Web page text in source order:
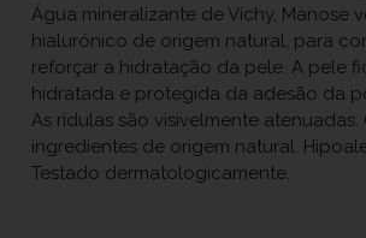
Água mineralizante de Vichy, Manose
hialurónico de origem natural, para
reforçar a hidratação da pele. A pele
hidratada e protegida da adesão da
As rídulas são visivelmente atenuadas.
ingredientes de origem natural.
Testado dermatologicamente.